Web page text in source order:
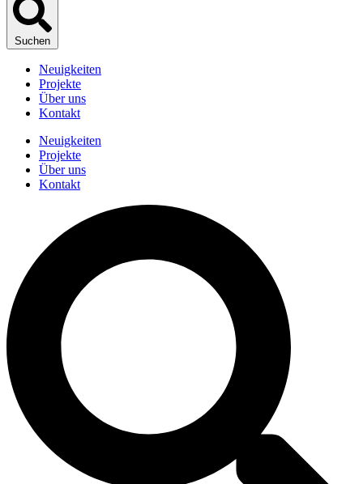
Suchen
Neuigkeiten
Projekte
Über uns
Kontakt
Neuigkeiten
Projekte
Über uns
Kontakt